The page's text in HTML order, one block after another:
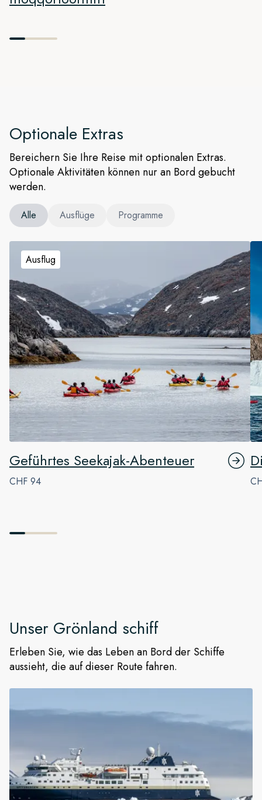
Optionale Extras
Bereichern Sie Ihre Reise mit optionalen Extras.
Optionale Aktivitäten können nur an Bord gebucht
werden.
Alle Ausflüge Programme
Ausflug
Geführtes Seekajak-Abenteuer
CHF 94
Unser Grönland schiff
Erleben Sie, wie das Leben an Bord der Schiffe
aussieht, die auf dieser Route fahren.